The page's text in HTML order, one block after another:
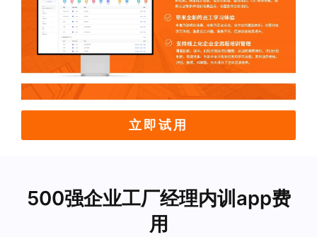
立即试用
500强企业工厂经理内训app费
用